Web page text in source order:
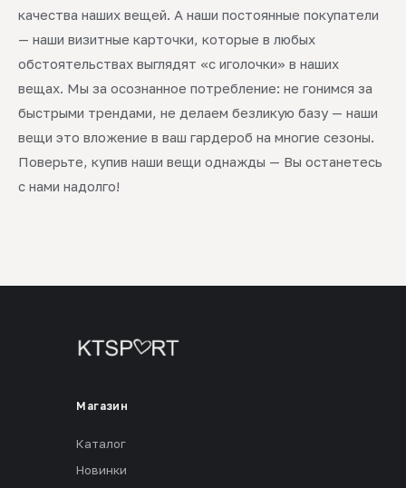
качества наших вещей. А наши постоянные покупатели
— наши визитные карточки, которые в любых
обстоятельствах выглядят «с иголочки» в наших
вещах. Мы за осознанное потребление: не гонимся за
быстрыми трендами, не делаем безликую базу — наши
вещи это вложение в ваш гардероб на многие сезоны.
Поверьте, купив наши вещи однажды — Вы останетесь
с нами надолго!
Магазин
Каталог
Новинки